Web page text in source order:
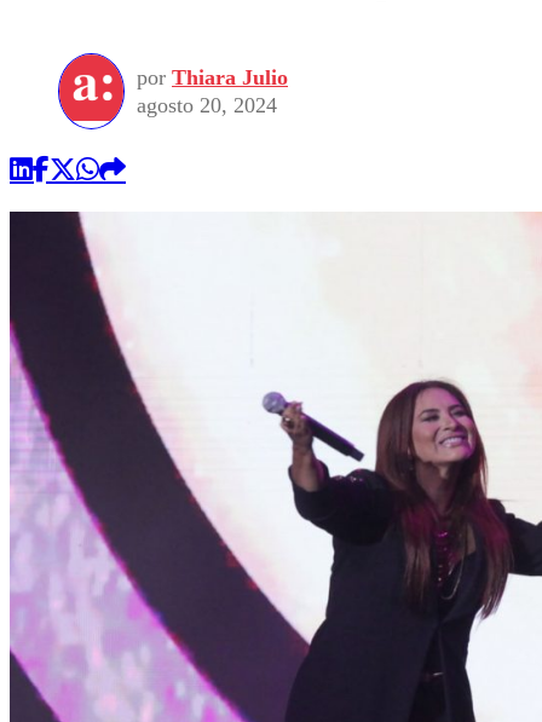
por Thiara Julio
agosto 20, 2024